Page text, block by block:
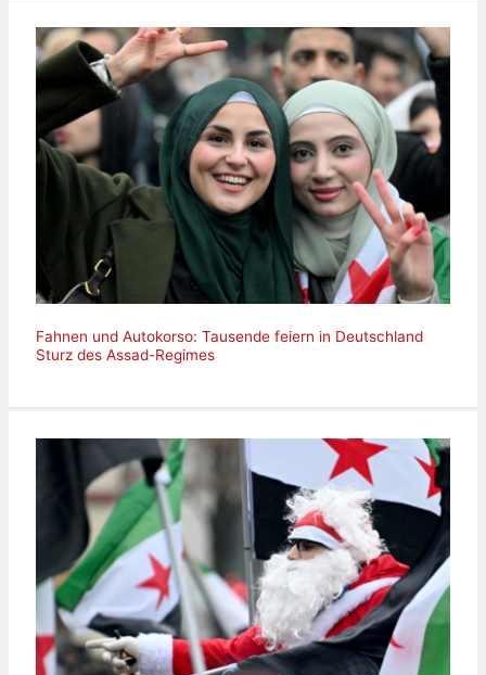
Fahnen und Autokorso: Tausende feiern in Deutschland
Sturz des Assad-Regimes